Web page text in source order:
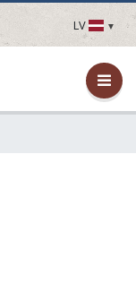
LV
LV
EN
DE
FR